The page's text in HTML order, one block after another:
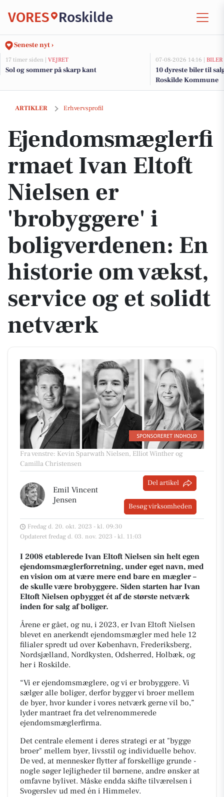
VORES Roskilde
Seneste nyt ›
17 timer siden | VEJRET
Sol og sommer på skarp kant
07-08-2026 14:16 | BILER
10 dyreste biler til
Roskilde Kommune
ARTIKLER Erhvervsprofil
Ejendomsmæglerfirmaet Ivan Eltoft Nielsen er 'brobyggere' i
Ejendomsmæglerfi
rmaet Ivan Eltoft
Nielsen er
'brobyggere' i
boligverdenen: En
historie om vækst,
service og et solidt
netværk
Fra venstre: Kevin Sparwath Nielsen, Elliot Winther og
Camilla Christensen
Emil Vincent
Jensen
Del artikel
Besøg virksomheden
Fredag d. 20. okt. 2023 - kl. 09:30
Opdateret fredag d. 03. nov. 2023 - kl. 11:03
I 2008 etablerede Ivan Eltoft Nielsen sin helt egen
ejendomsmæglerforretning, under eget navn, med
en vision om at være mere end bare en mægler –
de skulle være brobyggere. Siden starten har Ivan
Eltoft Nielsen opbygget ét af de største netværk
inden for salg af boliger.
Årene er gået, og nu, i 2023, er Ivan Eltoft Nielsen
blevet en anerkendt ejendomsmægler med hele 12
filialer spredt ud over København, Frederiksberg,
Nordsjælland, Nordkysten, Odsherred, Holbæk, og
her i Roskilde.
“Vi er ejendomsmæglere, og vi er brobyggere. Vi
sælger alle boliger, derfor bygger vi broer mellem
de byer, hvor kunder i vores netværk gerne vil bo,”
lyder mantraet fra det velrenommerede
ejendomsmæglerfirma.
Det centrale element i deres strategi er at "bygge
broer" mellem byer, livsstil og individuelle behov.
De ved, at mennesker flytter af forskellige grunde -
nogle søger lejligheder til børnene, andre ønsker at
omfavne bylivet. Måske endda skifte tilværelsen i
Svogerslev ud med én i Himmelev.